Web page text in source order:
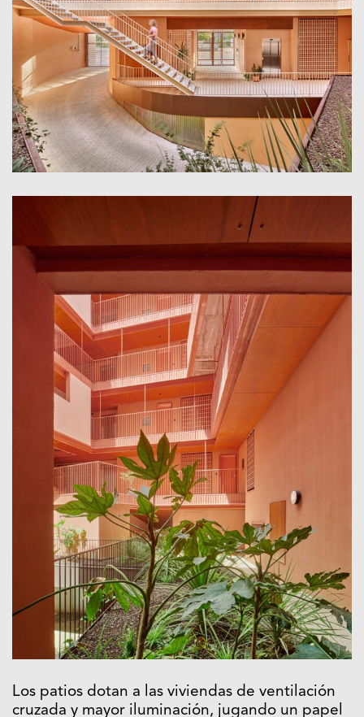
Los patios dotan a las viviendas de ventilación
cruzada y mayor iluminación, jugando un papel